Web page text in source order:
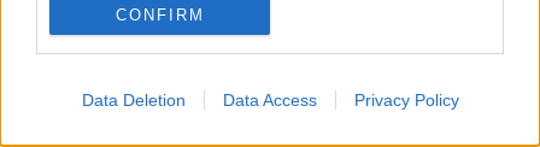
CONFIRM
Data Deletion Data Access Privacy Policy
Article précédent Article suivant